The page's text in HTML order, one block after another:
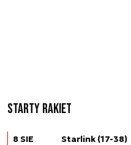
Starty rakiet
8 SIE
Starlink (17-38)